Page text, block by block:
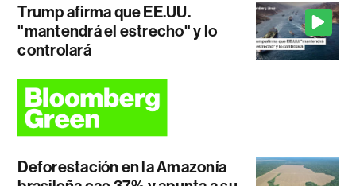
Trump afirma que EE.UU.
"mantendrá el estrecho" y lo
controlará
Deforestación en la Amazonía